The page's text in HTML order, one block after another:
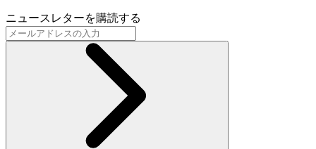
ニュースレターを購読する